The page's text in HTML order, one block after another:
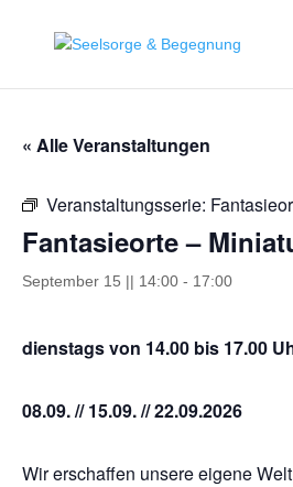
« Alle Veranstaltungen
Veranstaltungsserie:
Fantasieorte –
September 15 || 14:00 - 17:00
dienstags von 14.00 bis 17.00
08.09. // 15.09. // 22.09.2026
Wir erschaffen unsere eigene